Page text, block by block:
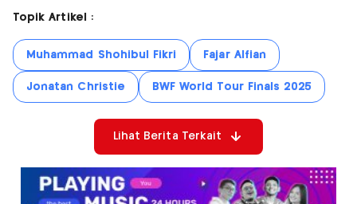
Topik Artikel :
Muhammad Shohibul Fikri Fajar Alfian
Jonatan Christie BWF World Tour Finals 2025
Lihat Berita Terkait